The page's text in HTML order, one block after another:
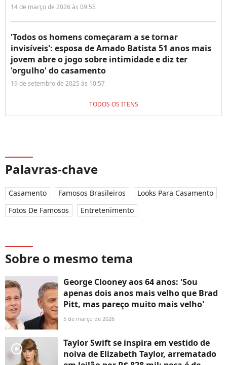
14 de março de 2026 às 09:55
'Todos os homens começaram a se tornar
invisíveis': esposa de Amado Batista 51 anos mais
jovem abre o jogo sobre intimidade e diz ter
'orgulho' do casamento
19 de setembro de 2025 às 10:57
TODOS OS ITENS
Palavras-chave
Casamento Famosos Brasileiros
Looks Para Casamento
Fotos De Famosos
Entretenimento
Sobre o mesmo tema
George Clooney aos 64 anos: 'Sou
apenas dois anos mais velho que Brad
Pitt, mas pareço muito mais velho'
5 de março de 2026
player2
Taylor Swift se inspira em vestido de
noiva de Elizabeth Taylor, arrematado